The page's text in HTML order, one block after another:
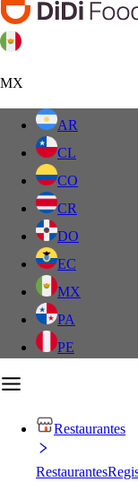
MX
AR
CL
CO
CR
DO
EC
MX
PA
PE
Restaurantes
Restaurantes